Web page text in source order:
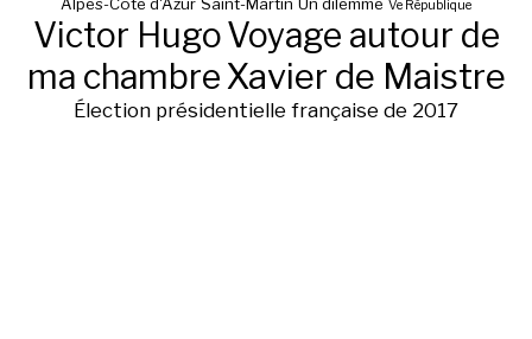
Ve République
Victor HugoVoyage autour de
ma chambre Xavier de Maistre
Élection présidentielle française de 2017